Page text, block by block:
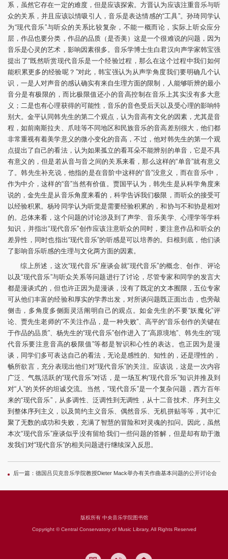
系，虽然它存在一定的难度，但是应该探索。方晋认为应该注重音乐与听
众的关系，并且应该以情吸引人，音乐是表达情感的“工具”。孙琦同学认
为“现代音乐”与听众的关系比较复杂，不能一概而论，实际上听众应分
层，作品也要分类，作品的品质（是否美）这是一个很难说的问题，因为
音乐是心灵的艺术，影响因素很多。音乐学博士生白君汉向声学家韩宝强
提出了“既然听赏现代音乐是一个经验过程，那么在这个过程中我们如何
能积累更多的经验呢？”对此，韩宝强认为从声学角度我们要明确几个认
识，一是人对声音的感认确实有来自生理方面的限制，人能够听辨的最小
音分是有极限的，而比极限值还小的音高控制在音乐上其实没有多大意
义；二是也有心理获得的可能性，音乐的音色受后天以及受心理的影响特
别大。金平认同韩先生的第二个观点，认为音高有文化的因素，尤其是音
程，如前南斯拉夫、爪哇等不同地区和民族音乐的音高差别很大，他们都
非常重视有着美学意义的微小变化的音高，不过，他对韩先生的第一个观
点提出了自己的看法，认为如果孤立的看耳朵不能辨别的单音，它是不具
有意义的，但是若从音与音之间的关系来看，那么这样的“单音”就有意义
了。韩先生补充说，他指的是在音阶中这样的“音”没意义，而在音乐中，
作为中介，这样的“音”当然有价值。贾国平认为，韩先生是从科学角度来
说的，金先生是从音乐角度来看的，科学告诉我们极限，而听众的接受可
以经验积累。杨玲同学认为听觉是需要经验积累的，和协与不和协是相对
的。总体来看，这个问题的讨论涉及到了声学、音乐美学、心理学等学科
知识，并指出“现代音乐”创作应该注意听众的同时，要注意作品和听众的
差异性，同时也指出“现代音乐”的听感是可以培养的。归根到底，他们谈
了影响音乐听感的生理与文化两方面的因素。
综上所述，这次“现代音乐”座谈会就“现代音乐”的概念、创作、评论
以及“现代音乐”与听众关系等问题进行了讨论，尽管专家和同学的发言大
都是漫谈式的，但也许正因为是漫谈，没有了既定的文本囿限，五位专家
可从他们丰富的经验和厚实的学养出发，对所谈问题既正面出击，也旁敲
侧击，多角度多侧面灵活阐明自己的观点。如金先生的不要“妖魔化”评
论、贾先生老师的“不关注作品，是一种失败”、高平的“音乐创作的关键在
于作品的品质”、杨先生的“现代音乐”创作进入了“高原境地”、韩先生的“现
代音乐要注意音高的极限值”等都是智识和心性的表达。也正因为是漫
谈，同学们多可表达自己的看法，无论是感性的、知性的，还是理性的，
畅所欲言，充分表现出他们对“现代音乐”的关注。应该说，这是一次内容
广泛、气氛活跃的“现代音乐”对话，是一场互构“现代音乐”知识并推及到
对“人”的关怀的坦诚交流。当然，“现代音乐”是一个复杂问题，西方百年
来的“现代音乐”，从多调性、泛调性到无调性，从十二音技术、序列主义
到整体序列主义，以及简约主义音乐、偶然音乐、无机拼贴等等，其中汇
聚了无数的成功和失败，充满了智慧的冒险和对灵魂的扣问。因此，虽然
本次“现代音乐”座谈似乎没有留给我们一些问题的答解，但是却有助于激
发我们对“现代音乐”的相关问题进行继续深入反思。
后一篇： 德国吕贝克音乐学院教授Dieter Mack举办有关作曲基本问题的公开讨论会
版权所有 中央音乐学院图书馆
Copyright © Central Conservatory of Music Library, All Rights Reserved